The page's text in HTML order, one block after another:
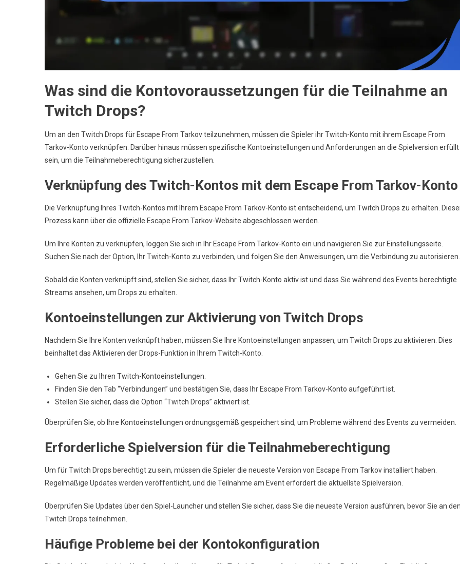
Was sind die Kontovoraussetzungen für die Teilnahme an
Twitch Drops?
Um an den Twitch Drops für Escape From Tarkov teilzunehmen, müssen die Spieler ihr Twitch-Konto mit ihrem Escape From
Tarkov-Konto verknüpfen. Darüber hinaus müssen spezifische Kontoeinstellungen und Anforderungen an die Spielversion erfüllt
sein, um die Teilnahmeberechtigung sicherzustellen.
Verknüpfung des Twitch-Kontos mit dem Escape From Tarkov-Konto
Die Verknüpfung Ihres Twitch-Kontos mit Ihrem Escape From Tarkov-Konto ist entscheidend, um Twitch Drops zu erhalten.
Prozess kann über die offizielle Escape From Tarkov-Website abgeschlossen werden.
Um Ihre Konten zu verknüpfen, loggen Sie sich in Ihr Escape From Tarkov-Konto ein und navigieren Sie zur Einstellungsseite.
Suchen Sie nach der Option, Ihr Twitch-Konto zu verbinden, und folgen Sie den Anweisungen, um die Verbindung zu autorisieren.
Sobald die Konten verknüpft sind, stellen Sie sicher, dass Ihr Twitch-Konto aktiv ist und dass Sie während des Events berechtigte
Streams ansehen, um Drops zu erhalten.
Kontoeinstellungen zur Aktivierung von Twitch Drops
Nachdem Sie Ihre Konten verknüpft haben, müssen Sie Ihre Kontoeinstellungen anpassen, um Twitch Drops zu aktivieren. Dies
beinhaltet das Aktivieren der Drops-Funktion in Ihrem Twitch-Konto.
Gehen Sie zu Ihren Twitch-Kontoeinstellungen.
Finden Sie den Tab “Verbindungen” und bestätigen Sie, dass Ihr Escape From Tarkov-Konto aufgeführt ist.
Stellen Sie sicher, dass die Option “Twitch Drops” aktiviert ist.
Überprüfen Sie, ob Ihre Kontoeinstellungen ordnungsgemäß gespeichert sind, um Probleme während des Events zu vermeiden.
Erforderliche Spielversion für die Teilnahmeberechtigung
Um für Twitch Drops berechtigt zu sein, müssen die Spieler die neueste Version von Escape From Tarkov installiert haben.
Regelmäßige Updates werden veröffentlicht, und die Teilnahme am Event erfordert die aktuellste Spielversion.
Überprüfen Sie Updates über den Spiel-Launcher und stellen Sie sicher, dass Sie die neueste Version ausführen, bevor Sie an
Twitch Drops teilnehmen.
Häufige Probleme bei der Kontokonfiguration